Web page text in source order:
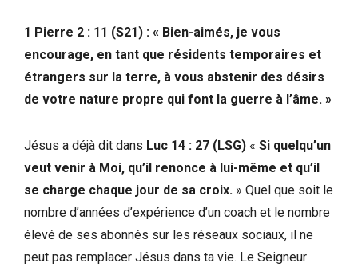
1 Pierre 2 : 11 (S21) : « Bien-aimés, je vous
encourage, en tant que résidents temporaires et
étrangers sur la terre, à vous abstenir des désirs
de votre nature propre qui font la guerre à l’âme. »
Jésus a déjà dit dans Luc 14 : 27 (LSG) « Si quelqu’un
veut venir à Moi, qu’il renonce à lui-même et qu’il
se charge chaque jour de sa croix. » Quel que soit le
nombre d’années d’expérience d’un coach et le nombre
élevé de ses abonnés sur les réseaux sociaux, il ne
peut pas remplacer Jésus dans ta vie. Le Seigneur